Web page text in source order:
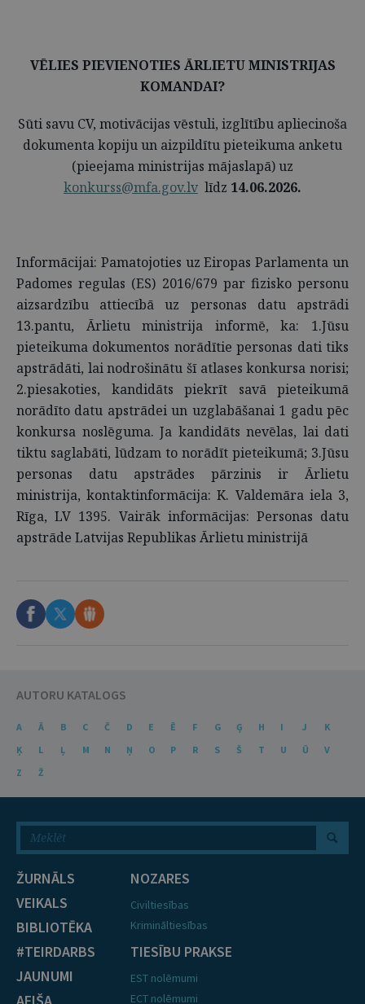
VĒLIES PIEVIENOTIES ĀRLIETU MINISTRIJAS
KOMANDAI?
Sūti savu CV, motivācijas vēstuli, izglītību apliecinoša
dokumenta kopiju un aizpildītu pieteikuma anketu
(pieejama ministrijas mājaslapā) uz
konkurss@mfa.gov.lv līdz 14.06.2026.
Informācijai: Pamatojoties uz Eiropas Parlamenta un
Padomes regulas (ES) 2016/679 par fizisko personu
aizsardzību attiecībā uz personas datu apstrādi
13.pantu, Ārlietu ministrija informē, ka: 1.Jūsu
pieteikuma dokumentos norādītie personas dati tiks
apstrādāti, lai nodrošinātu šī atlases konkursa norisi;
2.piesakoties, kandidāts piekrīt savā pieteikumā
norādīto datu apstrādei un uzglabāšanai 1 gadu pēc
konkursa noslēguma. Ja kandidāts nevēlas, lai dati
tiktu saglabāti, lūdzam to norādīt pieteikumā; 3.Jūsu
personas datu apstrādes pārzinis ir Ārlietu
ministrija, kontaktinformācija: K. Valdemāra iela 3,
Rīga, LV 1395. Vairāk informācijas: Personas datu
apstrāde Latvijas Republikas Ārlietu ministrijā
AUTORU KATALOGS
A Ā B C Č D E Ē F G Ģ H I J
K
Ķ
L Ļ M N Ņ O P R S Š T U Ū
V
Z
Ž
ŽURNĀLS
VEIKALS
BIBLIOTĒKA
#TEIRDARBS
JAUNUMI
NOZARES
Civiltiesības
Krimināltiesības
TIESĪBU PRAKSE
EST nolēmumi
ECT nolēmumi